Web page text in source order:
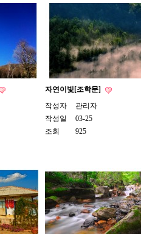
자연이빛[조학문]
작성자
관리자
작성일
03-25
조회
925